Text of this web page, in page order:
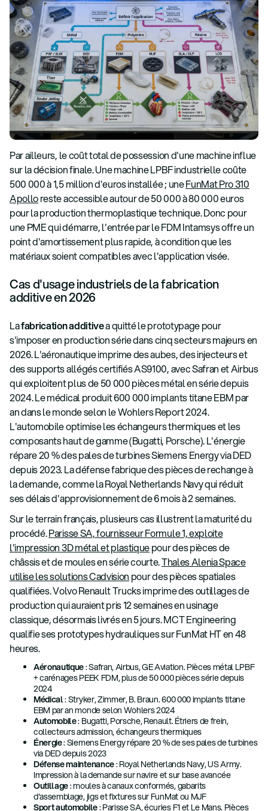
Par ailleurs, le coût total de possession d'une machine influe
sur la décision finale. Une machine LPBF industrielle coûte
500 000 à 1,5 million d'euros installée ; uneFunMat Pro 310
Apolloreste accessible autour de 50 000 à 80 000 euros
pour la production thermoplastique technique. Donc pour
une PME qui démarre, l'entrée par le FDM Intamsys offre un
point d'amortissement plus rapide, à condition que les
matériaux soient compatibles avec l'application visée.
Cas d'usage industriels de la fabrication
additive en 2026
Lafabrication additivea quitté le prototypage pour
s'imposer en production série dans cinq secteurs majeurs en
2026. L'aéronautique imprime des aubes, des injecteurs et
des supports allégés certifiés AS9100, avec Safran et Airbus
qui exploitent plus de 50 000 pièces métal en série depuis
2024. Le médical produit 600 000 implants titane EBM par
an dans le monde selon le Wohlers Report 2024.
L'automobile optimise les échangeurs thermiques et les
composants haut de gamme (Bugatti, Porsche). L'énergie
répare 20 % des pales de turbines Siemens Energy via DED
depuis 2023. La défense fabrique des pièces de rechange à
la demande, comme la Royal Netherlands Navy qui réduit
ses délais d'approvisionnement de 6 mois à 2 semaines.
Sur le terrain français, plusieurs cas illustrent la maturité du
procédé.Parisse SA, fournisseur Formule 1, exploite
l'impression 3D métal et plastiquepour des pièces de
châssis et de moules en série courte.Thales Alenia Space
utilise les solutions Cadvision pour des pièces spatiales
qualifiées. Volvo Renault Trucks imprime des outillages de
production qui auraient pris 12 semaines en usinage
classique, désormais livrés en 5 jours. MCT Engineering
qualifie ses prototypes hydrauliques sur FunMat HT en 48
heures.
Aéronautique: Safran, Airbus, GE Aviation. Pièces métal LPBF
+ carénages PEEK FDM, plus de 50 000 pièces série depuis
2024
Médical: Stryker, Zimmer, B. Braun. 600 000 implants titane
EBM par an monde selon Wohlers 2024
Automobile: Bugatti, Porsche, Renault. Étriers de frein,
collecteurs admission, échangeurs thermiques
Énergie: Siemens Energy répare 20 % de ses pales de turbines
via DED depuis 2023
Défense maintenance: Royal Netherlands Navy, US Army.
Impression à la demande sur navire et sur base avancée
Outillage: moules à canaux conformés, gabarits
d'assemblage, jigs et fixtures sur FunMat ou MJF
Sport automobile: Parisse SA, écuries F1 et Le Mans. Pièces